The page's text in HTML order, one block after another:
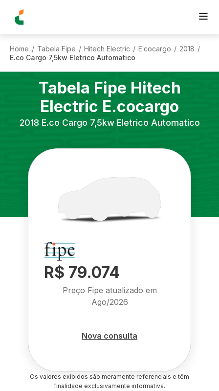
Home / Tabela Fipe / Hitech Electric / E.cocargo / 2018 /
E.co Cargo 7,5kw Eletrico Automatico
Tabela Fipe Hitech
Electric E.cocargo
2018 E.co Cargo 7,5kw Eletrico Automatico
R$ 79.074
Preço Fipe atualizado em
Ago/2026
Nova consulta
Os valores exibidos são meramente referenciais e têm
finalidade exclusivamente informativa.